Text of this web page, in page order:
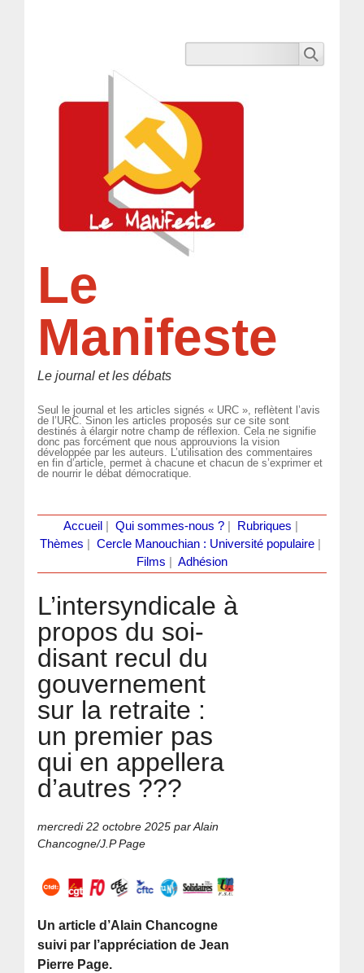
Le
Manifeste
Le journal et les débats
Seul le journal et les articles signés « URC », reflètent l’avis
de l’URC. Sinon les articles proposés sur ce site sont
destinés à élargir notre champ de réflexion. Cela ne signifie
donc pas forcément que nous approuvions la vision
développée par les auteurs. L’utilisation des commentaires
en fin d’article, permet à chacune et chacun de s’exprimer et
de nourrir le débat démocratique.
Accueil Qui sommes-nous ?| Rubriques
Thèmes
Cercle Manouchian : Université populaire
Films
Adhésion
L’intersyndicale à
propos du soi-
disant recul du
gouvernement
sur la retraite :
un premier pas
qui en appellera
d’autres ???
mercredi 22 octobre 2025 par Alain
Chancogne/J.P Page
Un article d’Alain Chancogne
suivi par l’appréciation de Jean
Pierre Page.